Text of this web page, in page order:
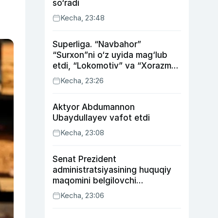
so‘radi
Kecha, 23:48
Superliga. “Navbahor”
“Surxon”ni o‘z uyida mag‘lub
etdi, “Lokomotiv” va “Xorazm”
uyda g‘alaba qozondi
Kecha, 23:26
Aktyor Abdu­mannon
Ubaydullayev vafot etdi
Kecha, 23:08
Senat Prezident
administratsiyasining huquqiy
maqomini belgilovchi
konstitutsiyaviy qonunni
ma’qulladi
Kecha, 23:06